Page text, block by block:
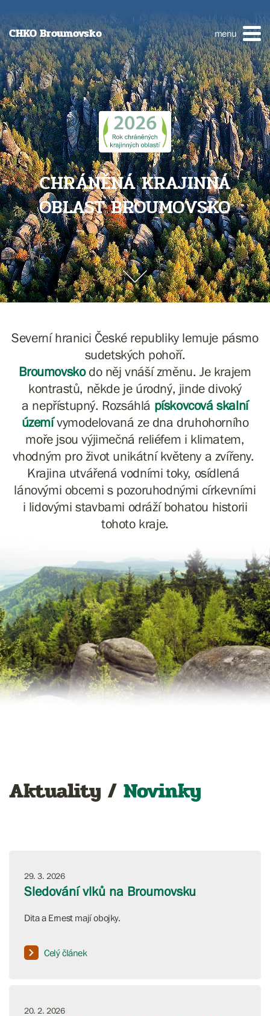
CHKO Broumovsko menu
CHRÁNĚNÁ KRAJINNÁ
OBLAST BROUMOVSKO
Severní hranici České republiky lemuje pásmo
sudetských pohoří.
Broumovskodo něj vnáší změnu. Je krajem
kontrastů, někde je úrodný, jinde divoký
a nepřístupný. Rozsáhlá pískovcová skalní
územívymodelovaná ze dna druhohorního
moře jsou výjimečná reliéfem i klimatem,
vhodným pro život unikátní květeny a zvířeny. ​​​​​​​
Krajina utvářená vodními toky, ​​​​​​​osídlená ​​​​​​​
lánovými obcemi ​​​​​​​s pozoruhodnými církevními
i lidovými stavbami odráží bohatou historii
tohoto kraje.
Aktuality / Novinky
29. 3. 2026
Sledování vlků na Broumovsku
Dita a Ernest mají obojky.
Celý článek
20. 2. 2026